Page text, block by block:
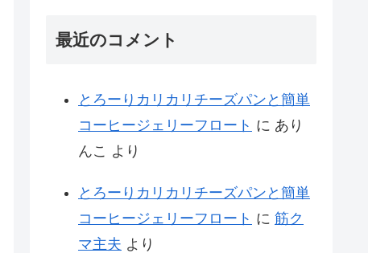
最近のコメント
とろーりカリカリチーズパンと簡単
コーヒージェリーフロート に あり
んこ より
とろーりカリカリチーズパンと簡単
コーヒージェリーフロート に 筋ク
マ主夫 より